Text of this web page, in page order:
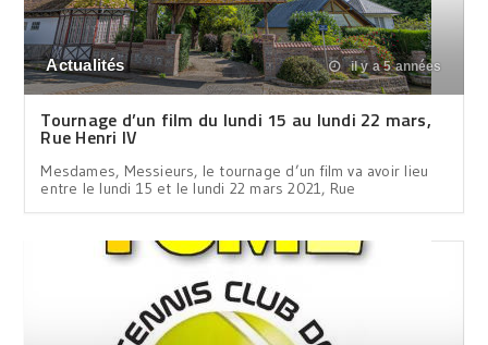
Actualités il y a 5 années
Tournage d’un film du lundi 15 au lundi 22 mars,
Rue Henri IV
Mesdames, Messieurs, le tournage d’un film va avoir lieu
entre le lundi 15 et le lundi 22 mars 2021, Rue